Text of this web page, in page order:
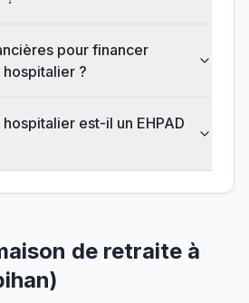
pour financer
hospitalier ?
est-il un EHPAD
de retraite à
)